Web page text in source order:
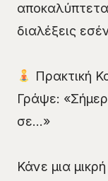
διαλέξεις
Πρακτική
Γράψε:
σε…»
Κάνε μια